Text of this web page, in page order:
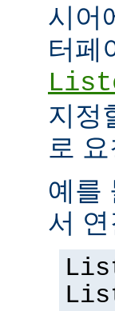
시어
터페
지정
로
예를
서